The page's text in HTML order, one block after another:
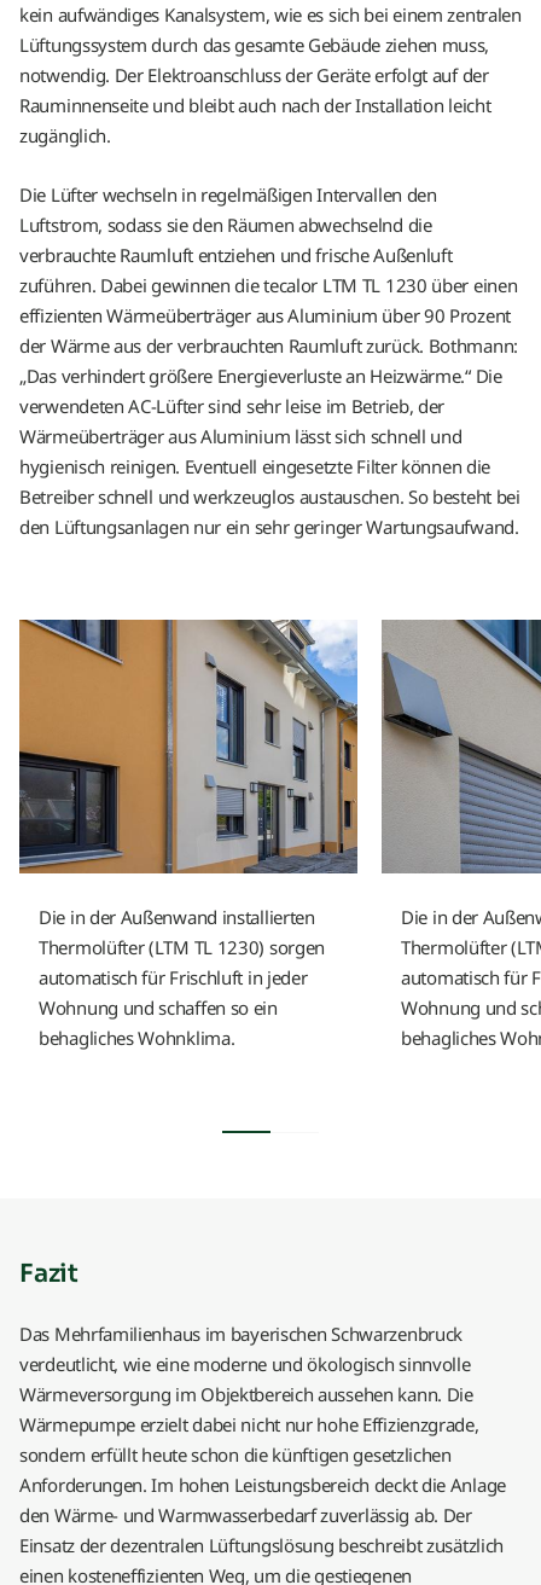
kein aufwändiges Kanalsystem, wie es sich bei einem zentralen
Lüftungssystem durch das gesamte Gebäude ziehen muss,
notwendig. Der Elektroanschluss der Geräte erfolgt auf der
Rauminnenseite und bleibt auch nach der Installation leicht
zugänglich.
Die Lüfter wechseln in regelmäßigen Intervallen den
Luftstrom, sodass sie den Räumen abwechselnd die
verbrauchte Raumluft entziehen und frische Außenluft
zuführen. Dabei gewinnen die tecalor LTM TL 1230 über einen
effizienten Wärmeüberträger aus Aluminium über 90 Prozent
der Wärme aus der verbrauchten Raumluft zurück. Bothmann:
„Das verhindert größere Energieverluste an Heizwärme.“ Die
verwendeten AC-Lüfter sind sehr leise im Betrieb, der
Wärmeüberträger aus Aluminium lässt sich schnell und
hygienisch reinigen. Eventuell eingesetzte Filter können die
Betreiber schnell und werkzeuglos austauschen. So besteht bei
den Lüftungsanlagen nur ein sehr geringer Wartungsaufwand.
Die in der Außenwand installierten
Thermolüfter (LTM TL 1230) sorgen
automatisch für Frischluft in jeder
Wohnung und schaffen so ein
behagliches Wohnklima.
Die in der
Thermolüfter
automatisch für
Wohnung und
behagliches
Fazit
Das Mehrfamilienhaus im bayerischen Schwarzenbruck
verdeutlicht, wie eine moderne und ökologisch sinnvolle
Wärmeversorgung im Objektbereich aussehen kann. Die
Wärmepumpe erzielt dabei nicht nur hohe Effizienzgrade,
sondern erfüllt heute schon die künftigen gesetzlichen
Anforderungen. Im hohen Leistungsbereich deckt die Anlage
den Wärme- und Warmwasserbedarf zuverlässig ab. Der
Einsatz der dezentralen Lüftungslösung beschreibt zusätzlich
einen kosteneffizienten Weg, um die gestiegenen